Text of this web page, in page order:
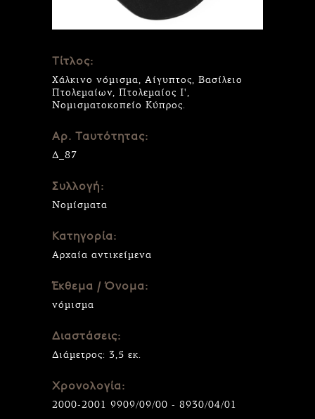
Τίτλος:
Χάλκινο νόμισμα, Αίγυπτος, Βασίλειο
Πτολεμαίων, Πτολεμαίος Ι',
Νομισματοκοπείο Κύπρος.
Αρ. Ταυτότητας:
Δ_87
Συλλογή:
Νομίσματα
Κατηγορία:
Αρχαία αντικείμενα
Έκθεμα / Όνομα:
νόμισμα
Διαστάσεις:
Διάμετρος: 3,5 εκ.
Χρονολογία:
2000-2001 9909/09/00 - 8930/04/01